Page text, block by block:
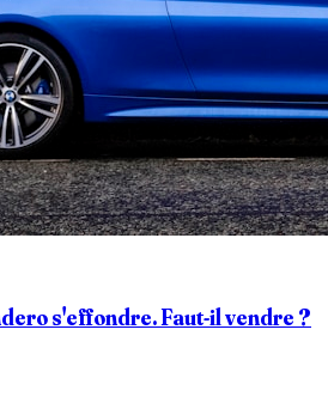
s'effondre. Faut-il vendre ?